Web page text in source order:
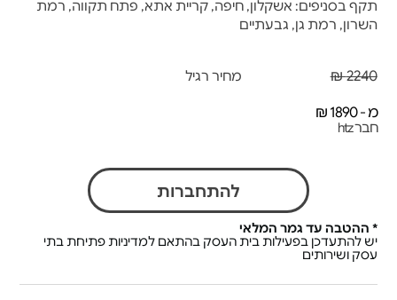
תקף בסניפים: אשקלון, חיפה, קריית אתא, פתח תקווה, רמת
השרון, רמת גן, גבעתיים
2240 ₪ מחיר רגיל
מ - 1890 ₪
חבר htz
להתחברות
* ההטבה עד גמר המלאי
יש להתעדכן בפעילות בית העסק בהתאם למדיניות פתיחת בתי
עסק ושירותים